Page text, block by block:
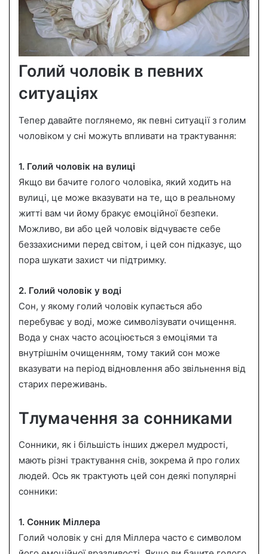
Голий чоловік в певних
ситуаціях
Тепер давайте поглянемо, як певні ситуації з голим
чоловіком у сні можуть впливати на трактування:
1. Голий чоловік на вулиці
Якщо ви бачите голого чоловіка, який ходить на
вулиці, це може вказувати на те, що в реальному
житті вам чи йому бракує емоційної безпеки.
Можливо, ви або цей чоловік відчуваєте себе
беззахисними перед світом, і цей сон підказує, що
пора шукати захист чи підтримку.
2. Голий чоловік у воді
Сон, у якому голий чоловік купається або
перебуває у воді, може символізувати очищення.
Вода у снах часто асоціюється з емоціями та
внутрішнім очищенням, тому такий сон може
вказувати на період відновлення або звільнення від
старих переживань.
Тлумачення за сонниками
Сонники, як і більшість інших джерел мудрості,
мають різні трактування снів, зокрема й про голих
людей. Ось як трактують цей сон деякі популярні
сонники:
1. Сонник Міллера
Голий чоловік у сні для Міллера часто є символом